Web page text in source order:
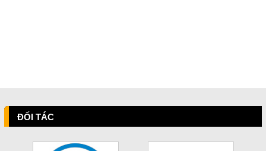
ĐỐI TÁC